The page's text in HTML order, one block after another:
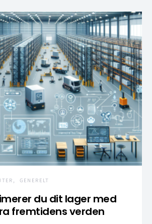
GENERELT
du dit lager med
fremtidens verden